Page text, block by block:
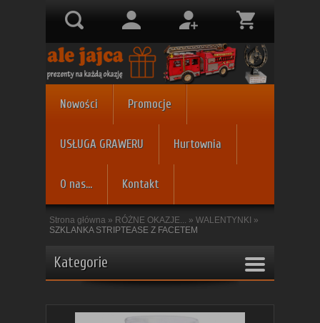
Nowości Promocje
USŁUGA GRAWERU Hurtownia
O nas... Kontakt
Strona główna » RÓŻNE OKAZJE... » WALENTYNKI »
SZKLANKA STRIPTEASE Z FACETEM
Kategorie